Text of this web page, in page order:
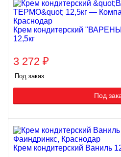
Крем кондитерский
12,5кг
3 272 ₽
Под заказ
Под
Крем кондитерский Ваниль